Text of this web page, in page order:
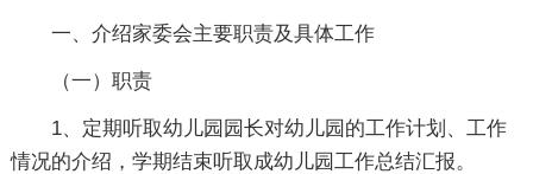
一、介绍家委会主要职责及具体工作
（一）职责
1、定期听取幼儿园园长对幼儿园的工作计划、工作
情况的介绍，学期结束听取成幼儿园工作总结汇报。